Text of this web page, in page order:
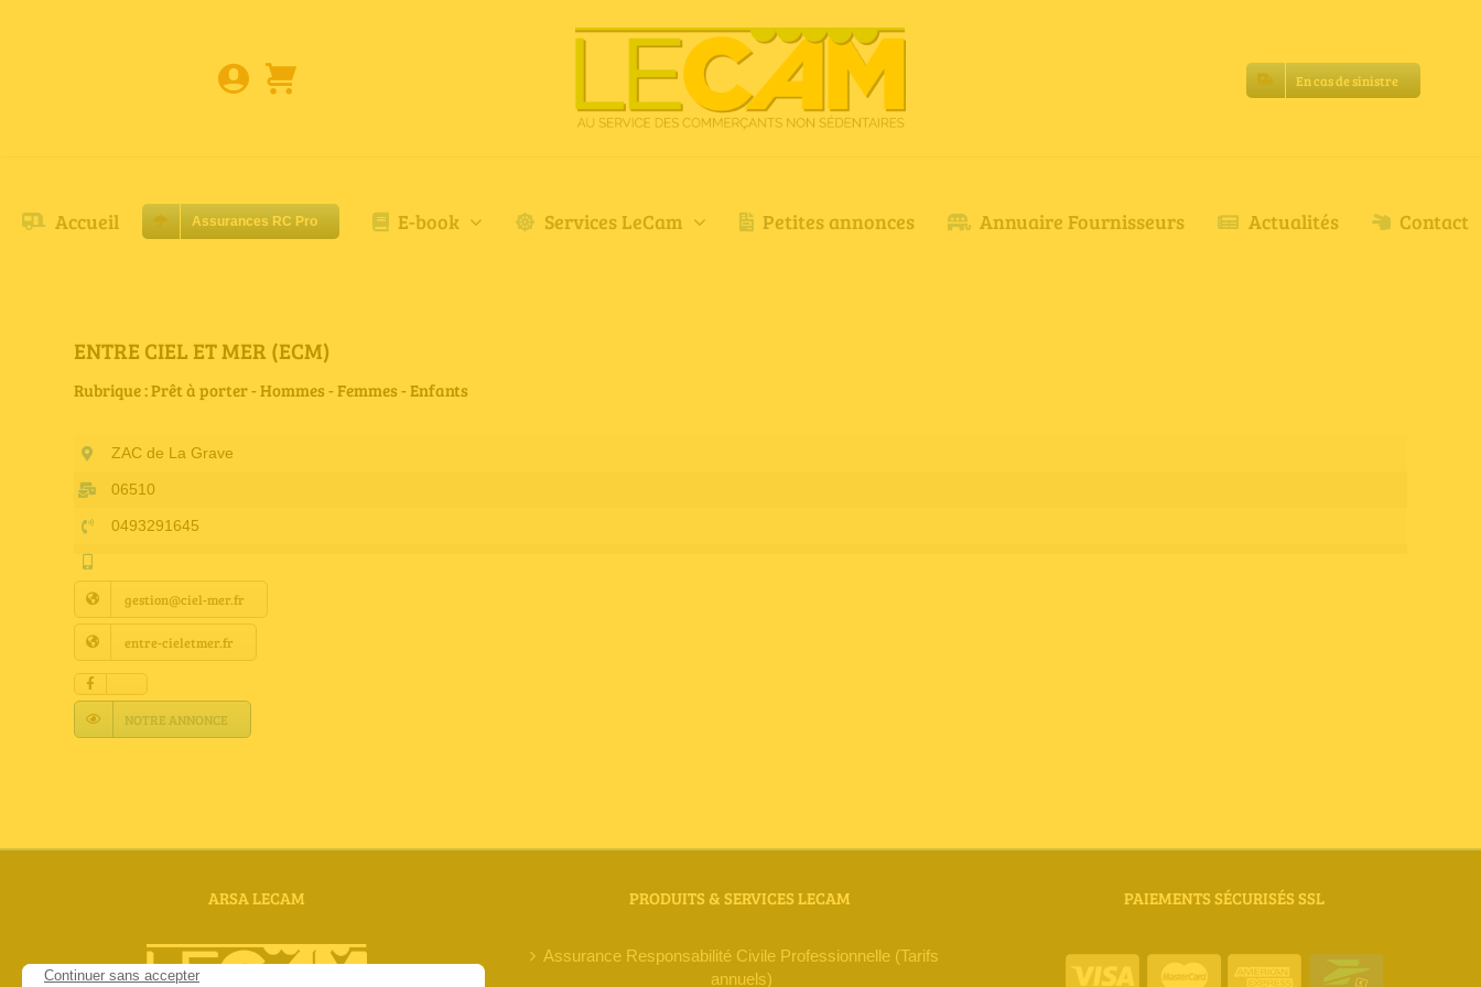
En cas de sinistre
Accueil Assurances RC Pro E-book Services LeCam Petites annonces Annuaire Fournisseurs Actualités Contact
ENTRE CIEL ET MER (ECM)
Rubrique : Prêt à porter - Hommes - Femmes - Enfants
ZAC de La Grave
06510
0493291645
gestion@ciel-mer.fr
entre-cieletmer.fr
NOTRE ANNONCE
ARSA LECAM PRODUITS & SERVICES LECAM
Assurance Responsabilité Civile Professionnelle (Tarifs
annuels)
PAIEMENTS SÉCURISÉS SSL